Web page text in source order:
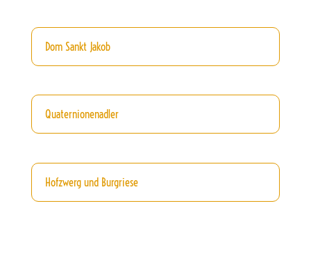
Dom Sankt Jakob
Quaternionenadler
Hofzwerg und Burgriese